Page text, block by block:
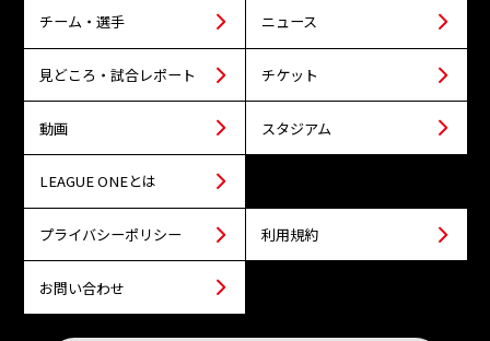
チーム・選手 ニュース
見どころ・試合レポート チケット
動画 スタジアム
LEAGUE ONEとは
プライバシーポリシー 利用規約
お問い合わせ